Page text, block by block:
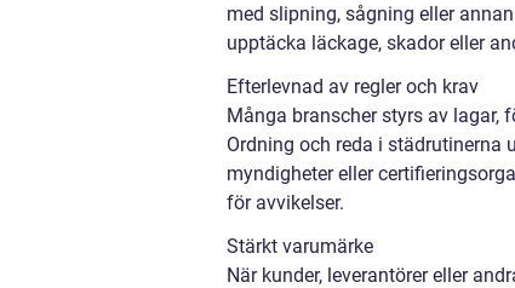
med slipning, sågning eller
upptäcka läckage, skador eller
Efterlevnad av regler och krav
Många branscher styrs av lagar,
Ordning och reda i städrutinerna
myndigheter eller
för avvikelser.
Stärkt varumärke
När kunder, leverantörer eller